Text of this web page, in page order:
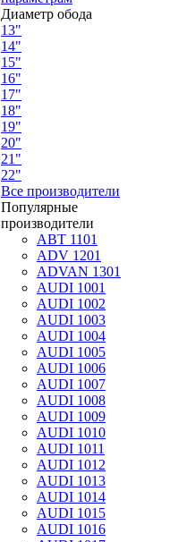
Диаметр обода
13"
14"
15"
16"
17"
18"
19"
20"
21"
22"
Все производители
Популярные
производители
ABT 1101
ADV 1201
ADVAN 1301
AUDI 1001
AUDI 1002
AUDI 1003
AUDI 1004
AUDI 1005
AUDI 1006
AUDI 1007
AUDI 1008
AUDI 1009
AUDI 1010
AUDI 1011
AUDI 1012
AUDI 1013
AUDI 1014
AUDI 1015
AUDI 1016